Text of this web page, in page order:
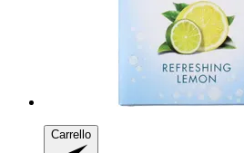
Carrello